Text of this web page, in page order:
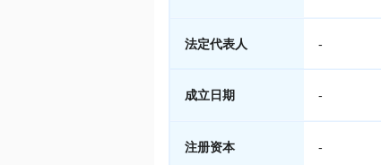
法定代表人 -
成立日期 -
注册资本 -